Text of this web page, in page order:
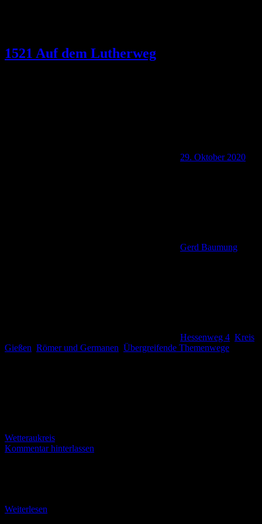
1521 Auf dem Lutherweg
29. Oktober 2020
Gerd Baumung
Hessenweg 4 Kreis
Gießen Römer und Germanen Übergreifende Themenwege
Wetteraukreis
Kommentar hinterlassen
Weiterlesen